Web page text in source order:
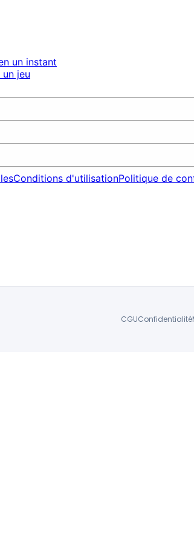
un instant
jeu
Conditions d'utilisationPolitique de
CGUConfidentialité